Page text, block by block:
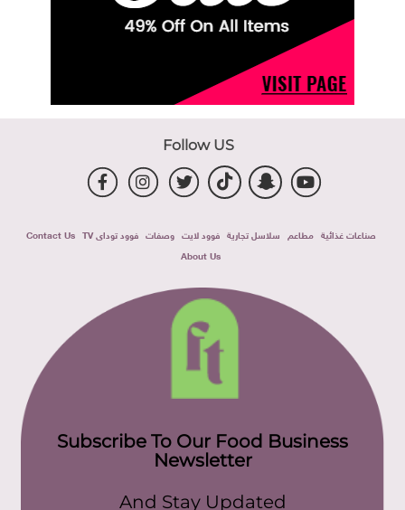
Follow US
صناعات غذائية مطاعم سلاسل تجارية فوود لايت وصفات فوود توداى TV
Contact Us
About Us
Subscribe To Our Food Business
Newsletter
And Stay Updated